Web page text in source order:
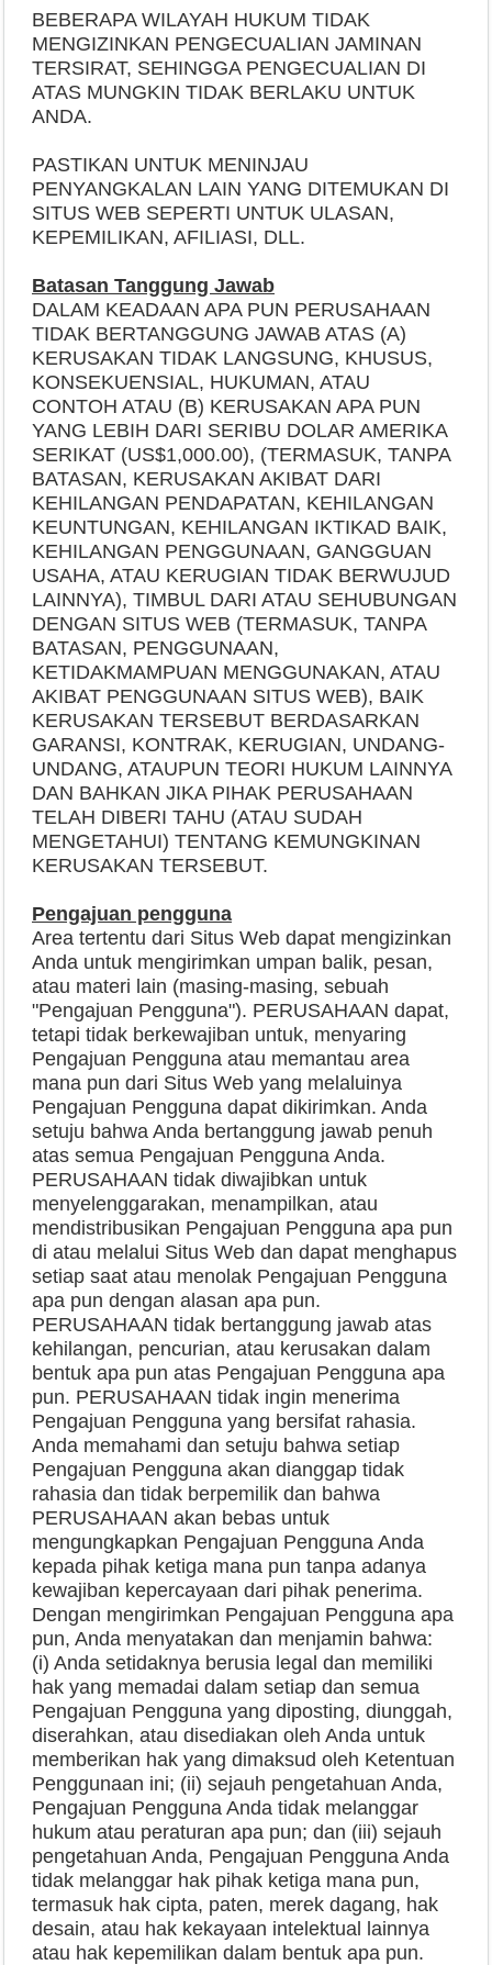
BEBERAPA WILAYAH HUKUM TIDAK
MENGIZINKAN PENGECUALIAN JAMINAN
TERSIRAT, SEHINGGA PENGECUALIAN DI
ATAS MUNGKIN TIDAK BERLAKU UNTUK
ANDA.
PASTIKAN UNTUK MENINJAU
PENYANGKALAN LAIN YANG DITEMUKAN DI
SITUS WEB SEPERTI UNTUK ULASAN,
KEPEMILIKAN, AFILIASI, DLL.
Batasan Tanggung Jawab
DALAM KEADAAN APA PUN PERUSAHAAN
TIDAK BERTANGGUNG JAWAB ATAS (A)
KERUSAKAN TIDAK LANGSUNG, KHUSUS,
KONSEKUENSIAL, HUKUMAN, ATAU
CONTOH ATAU (B) KERUSAKAN APA PUN
YANG LEBIH DARI SERIBU DOLAR AMERIKA
SERIKAT (US$1,000.00), (TERMASUK, TANPA
BATASAN, KERUSAKAN AKIBAT DARI
KEHILANGAN PENDAPATAN, KEHILANGAN
KEUNTUNGAN, KEHILANGAN IKTIKAD BAIK,
KEHILANGAN PENGGUNAAN, GANGGUAN
USAHA, ATAU KERUGIAN TIDAK BERWUJUD
LAINNYA), TIMBUL DARI ATAU SEHUBUNGAN
DENGAN SITUS WEB (TERMASUK, TANPA
BATASAN, PENGGUNAAN,
KETIDAKMAMPUAN MENGGUNAKAN, ATAU
AKIBAT PENGGUNAAN SITUS WEB), BAIK
KERUSAKAN TERSEBUT BERDASARKAN
GARANSI, KONTRAK, KERUGIAN, UNDANG-
UNDANG, ATAUPUN TEORI HUKUM LAINNYA
DAN BAHKAN JIKA PIHAK PERUSAHAAN
TELAH DIBERI TAHU (ATAU SUDAH
MENGETAHUI) TENTANG KEMUNGKINAN
KERUSAKAN TERSEBUT.
Pengajuan pengguna
Area tertentu dari Situs Web dapat mengizinkan
Anda untuk mengirimkan umpan balik, pesan,
atau materi lain (masing-masing, sebuah
"Pengajuan Pengguna"). PERUSAHAAN dapat,
tetapi tidak berkewajiban untuk, menyaring
Pengajuan Pengguna atau memantau area
mana pun dari Situs Web yang melaluinya
Pengajuan Pengguna dapat dikirimkan. Anda
setuju bahwa Anda bertanggung jawab penuh
atas semua Pengajuan Pengguna Anda.
PERUSAHAAN tidak diwajibkan untuk
menyelenggarakan, menampilkan, atau
mendistribusikan Pengajuan Pengguna apa pun
di atau melalui Situs Web dan dapat menghapus
setiap saat atau menolak Pengajuan Pengguna
apa pun dengan alasan apa pun.
PERUSAHAAN tidak bertanggung jawab atas
kehilangan, pencurian, atau kerusakan dalam
bentuk apa pun atas Pengajuan Pengguna apa
pun. PERUSAHAAN tidak ingin menerima
Pengajuan Pengguna yang bersifat rahasia.
Anda memahami dan setuju bahwa setiap
Pengajuan Pengguna akan dianggap tidak
rahasia dan tidak berpemilik dan bahwa
PERUSAHAAN akan bebas untuk
mengungkapkan Pengajuan Pengguna Anda
kepada pihak ketiga mana pun tanpa adanya
kewajiban kepercayaan dari pihak penerima.
Dengan mengirimkan Pengajuan Pengguna apa
pun, Anda menyatakan dan menjamin bahwa:
(i) Anda setidaknya berusia legal dan memiliki
hak yang memadai dalam setiap dan semua
Pengajuan Pengguna yang diposting, diunggah,
diserahkan, atau disediakan oleh Anda untuk
memberikan hak yang dimaksud oleh Ketentuan
Penggunaan ini; (ii) sejauh pengetahuan Anda,
Pengajuan Pengguna Anda tidak melanggar
hukum atau peraturan apa pun; dan (iii) sejauh
pengetahuan Anda, Pengajuan Pengguna Anda
tidak melanggar hak pihak ketiga mana pun,
termasuk hak cipta, paten, merek dagang, hak
desain, atau hak kekayaan intelektual lainnya
atau hak kepemilikan dalam bentuk apa pun.